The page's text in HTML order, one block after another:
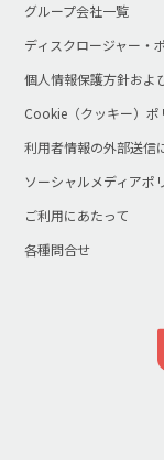
グループ会社一覧
ディスクロージャー・
個人情報保護方針およ
Cookie（クッキー）ポ
利用者情報の外部送信
ソーシャルメディアポ
ご利用にあたって
各種問合せ